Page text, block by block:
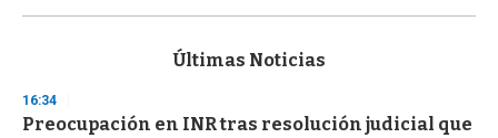
s
d
s
Últimas Noticias
16:34
Preocupación en INR tras resolución judicial que